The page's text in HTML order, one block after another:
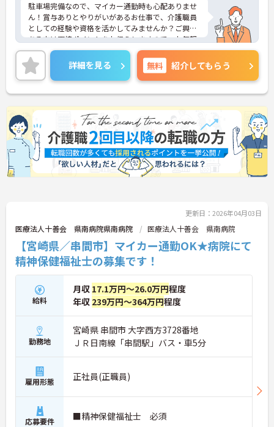
駐車場完備なので、マイカー通勤時も心配ありませ
ん！賞与ありとやりがいがあるお仕事で、介護職員
としての経験や資格を活かしてみませんか？ご興味
ある方は面接ポイントをお伝えしますので、お気軽
にお問い合わせください♪
詳細を見る 無料 紹介してもらう
更新日：2026年04月03日
医療法人十善会 県南病院県南病院 医療法人十善会 県南病院
【宮崎県／串間市】マイカー通勤OK★病院にて
精神保健福祉士の募集です！
給料
月収 17.1万円～26.0万円程度
年収 239万円～364万円程度
勤務地
宮崎県 串間市 大字西方3728番地
ＪＲ日南線「串間駅」バス・車5分
雇用形態 正社員(正職員)
応募要件 ■精神保健福祉士 必須